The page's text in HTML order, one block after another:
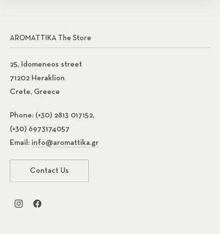
AROMATTIKA The Store
25, Idomeneos street
71202 Heraklion
Crete, Greece
Phone: (+30) 2813 017152,
(+30) 6973174057
Email: info@aromattika.gr
Contact Us
New Window
New Window